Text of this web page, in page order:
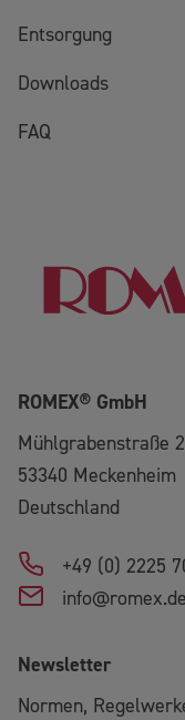
Entsorgung
Downloads
FAQ
ROMEX® GmbH
Mühlgrabenstraße
53340 Meckenheim
Deutschland
+49 (0) 2225
info@romex.de
Newsletter
Normen,